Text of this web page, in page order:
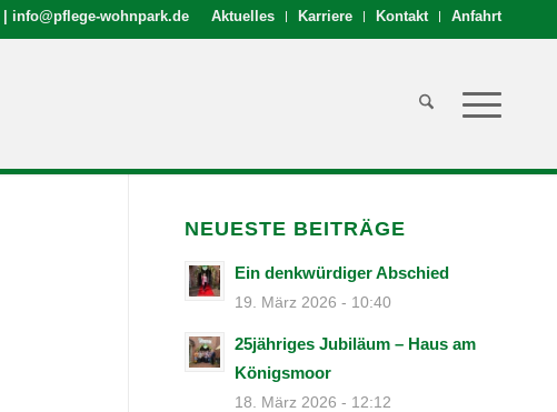
Aktuelles Karriere Kontakt Anfahrt
info@pflege-wohnpark.de
NEUESTE BEITRÄGE
Ein denkwürdiger Abschied
19. März 2026 - 10:40
25jähriges Jubiläum – Haus am
Königsmoor
18. März 2026 - 12:12